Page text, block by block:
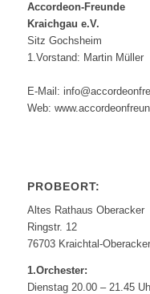
Accordeon-Freunde
Kraichgau e.V.
Sitz Gochsheim
1.Vorstand: Martin Müller
E-Mail:
Web:
PROBEORT:
Altes Rathaus Oberacker
Ringstr. 12
76703 Kraichtal-Oberacker
1.Orchester:
Dienstag 20.00 – 21.45